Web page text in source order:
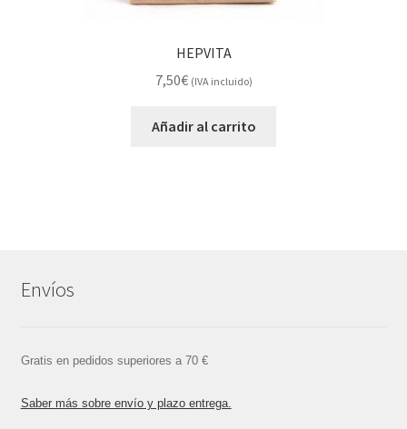
HEPVITA
7,50€ (IVA incluido)
Añadir al carrito
Envíos
Gratis en pedidos superiores a 70 €
Saber más sobre envío y plazo entrega.